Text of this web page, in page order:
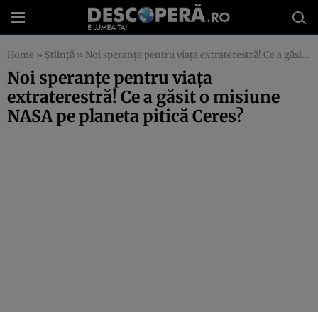
Home » Știință » Noi speranțe pentru viața extraterestră! Ce a găsit o misiune NASA pe planeta pitică Ceres?
Noi speranțe pentru viața
extraterestră! Ce a găsit o misiune
NASA pe planeta pitică Ceres?